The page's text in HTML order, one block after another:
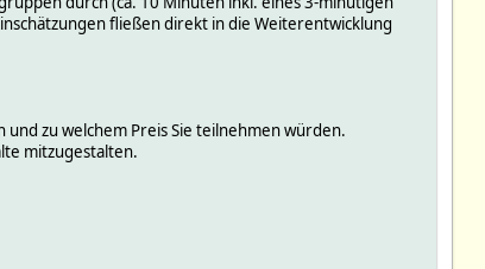
fließen direkt in die Weiterentwicklung
zu welchem Preis Sie teilnehmen würden.
mitzugestalten.